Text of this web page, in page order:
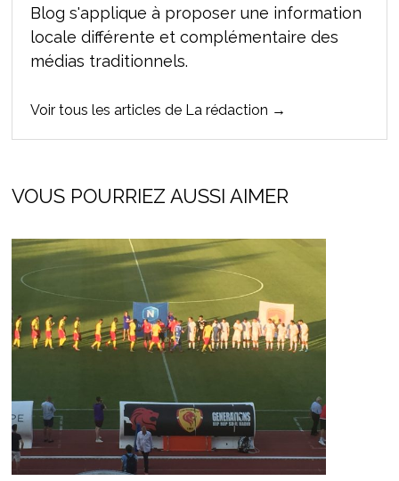
Blog s'applique à proposer une information
locale différente et complémentaire des
médias traditionnels.
Voir tous les articles de La rédaction →
VOUS POURRIEZ AUSSI AIMER